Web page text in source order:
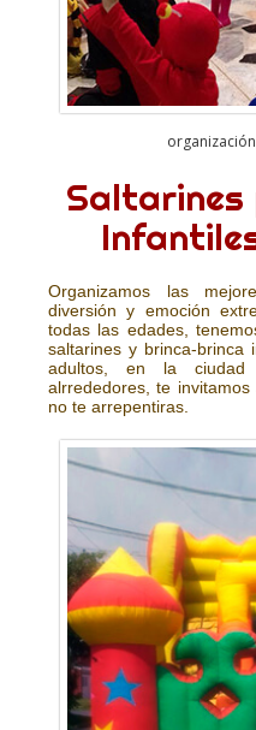
Saltarines
Organizamos las
diversión y emoción
todas las edades,
saltarines y brinca-brinca
adultos, en la
alrrededores, te
no te arrepentiras.